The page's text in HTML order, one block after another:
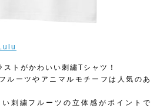
トがかわいい刺繡Tシャツ！
ルーツやアニマルモチーフは人気のあ
刺繍フルーツの立体感がポイントで